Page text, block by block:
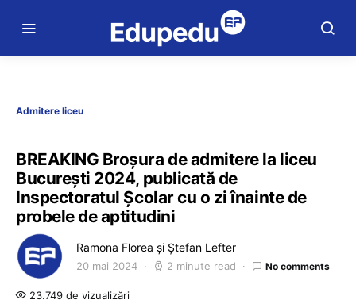
Admitere liceu
BREAKING Broșura de admitere la liceu
București 2024, publicată de
Inspectoratul Școlar cu o zi înainte de
probele de aptitudini
Ramona Florea și Ștefan Lefter
20 mai 2024 2 minute read No comments
23.749 de vizualizări